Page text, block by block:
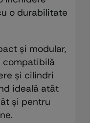
o durabilitate
și modular,
compatibilă
și cilindri
ideală atât
și pentru